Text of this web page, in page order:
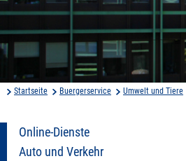
Startseite Buergerservice Umwelt und Tiere
Online-Dienste
Auto und Verkehr